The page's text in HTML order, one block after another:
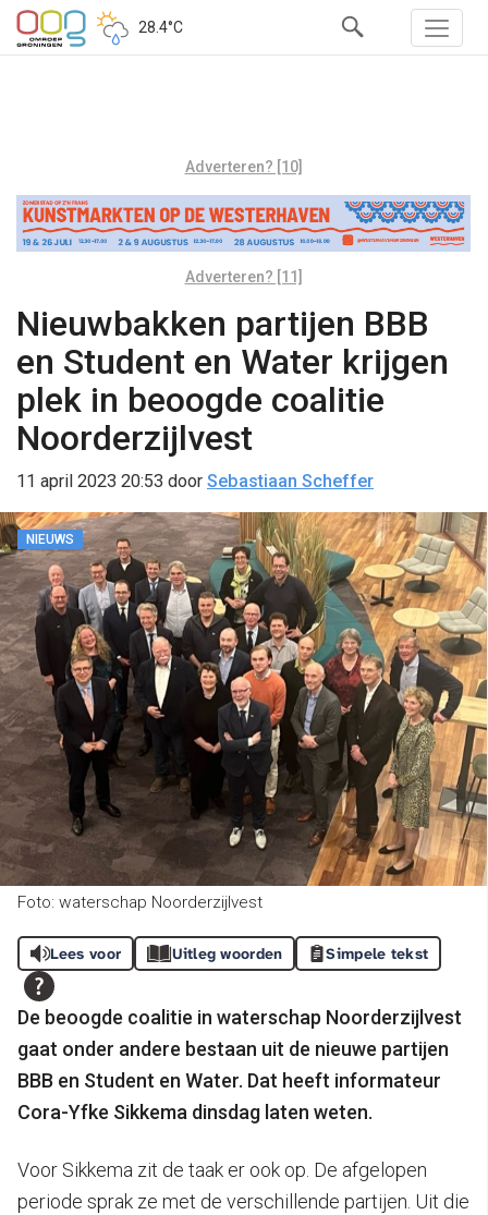
28.4°C
Adverteren? [10]
Adverteren? [11]
Nieuwbakken partijen BBB
en Student en Water krijgen
plek in beoogde coalitie
Noorderzijlvest
11 april 2023 20:53 door Sebastiaan Scheffer
NIEUWS
Foto: waterschap Noorderzijlvest
Lees voor Uitleg woorden Simpele tekst
De beoogde coalitie in waterschap Noorderzijlvest
gaat onder andere bestaan uit de nieuwe partijen
BBB en Student en Water. Dat heeft informateur
Cora-Yfke Sikkema dinsdag laten weten.
Voor Sikkema zit de taak er ook op. De afgelopen
periode sprak ze met de verschillende partijen. Uit die